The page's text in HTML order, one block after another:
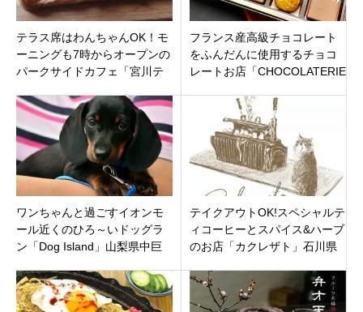
テラス席はわんちゃんOK！モ
ーニングも7時からオープンの
パークサイドカフェ「宮川テ
フランス産高級チョコレート
をふんだんに使用するチョコ
レートお店「CHOCOLATERIE
ワンちゃんと過ごすイオンモ
ール近くのひろ～いドッグラ
ン「Dog Island」山梨県中巨
テイクアウトOK!スペシャルテ
ィコーヒーとスパイス&ハーブ
のお店「カクレザト」石川県
術館近くに